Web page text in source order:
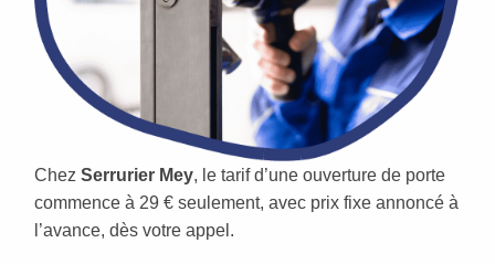
Chez Serrurier Mey, le tarif d’une ouverture de porte
commence à 29 € seulement, avec prix fixe annoncé à
l’avance, dès votre appel.